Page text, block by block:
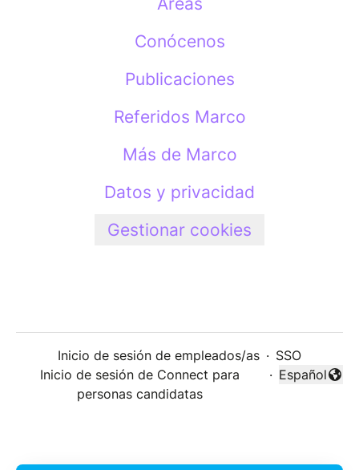
Conócenos
Publicaciones
Referidos Marco
Más de Marco
Datos y privacidad
Gestionar cookies
Inicio de sesión de empleados/as · SSO
Inicio de sesión de Connect para
personas candidatas
·
Cambiar
Español